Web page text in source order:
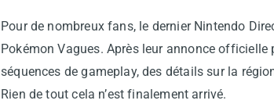
Pour de nombreux fans, le dernier Nintendo
Pokémon Vagues. Après leur annonce officielle
séquences de gameplay, des détails sur la
Rien de tout cela n’est finalement arrivé.